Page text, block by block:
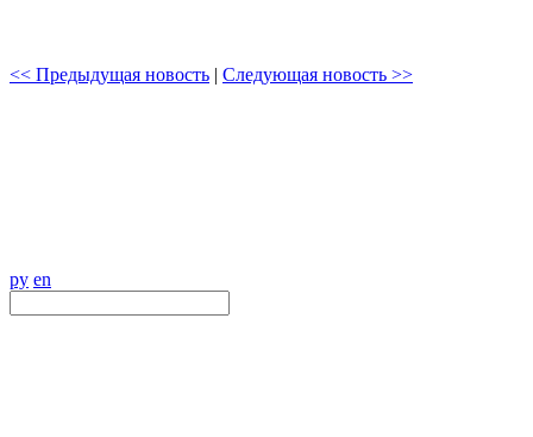
<< Предыдущая новость | Следующая новость >>
ру en